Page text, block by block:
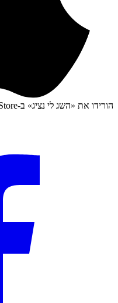
הורידו את «השג לי נציג» ב-